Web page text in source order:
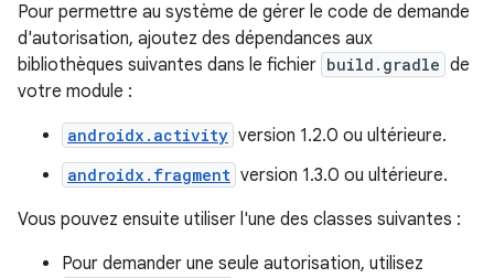
Pour permettre au système de gérer le code de demande
d'autorisation, ajoutez des dépendances aux
bibliothèques suivantes dans le fichier build.gradle de
votre module :
androidx.activity version 1.2.0 ou ultérieure.
androidx.fragment version 1.3.0 ou ultérieure.
Vous pouvez ensuite utiliser l'une des classes suivantes :
Pour demander une seule autorisation, utilisez